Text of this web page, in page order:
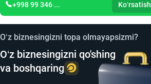
+998 99 346 ... Ko‘rsatish
O‘z biznesingizni topa olmayapsizmi?
O‘z biznesingizni qo'shing
va boshqaring